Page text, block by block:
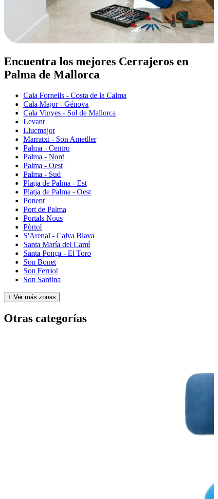
Encuentra los mejores Cerrajeros en
Palma de Mallorca
Cala Fornells - Costa de la Calma
Cala Major - Génova
Cala Vinyes - Sol de Mallorca
Levant
Llucmajor
Marratxi - Son Ametller
Palma - Centro
Palma - Nord
Palma - Oest
Palma - Sud
Platja de Palma - Est
Platja de Palma - Oest
Ponent
Port de Palma
Portals Nous
Pòrtol
S'Arenal - Calva Blava
Santa María del Camí
Santa Ponça - El Toro
Son Bonet
Son Ferriol
Son Sardina
+ Ver más zonas
Otras categorías